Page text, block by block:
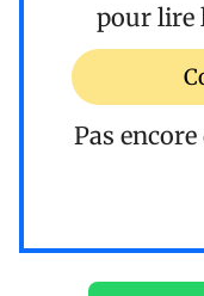
pour lire
Pas